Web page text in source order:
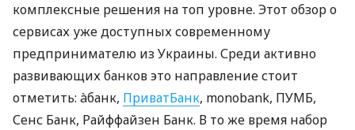
комплексные решения на топ уровне. Этот обзор о
сервисах уже доступных современному
предпринимателю из Украины. Среди активно
развивающих банков это направление стоит
отметить: àбанк, ПриватБанк, monobank, ПУМБ,
Сенс Банк, Райффайзен Банк. В то же время набор